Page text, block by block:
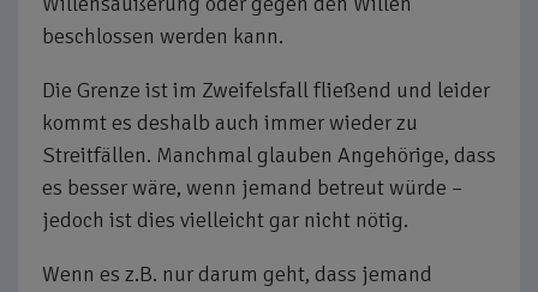
beschlossen werden kann.
Die Grenze ist im Zweifelsfall fließend und leider
kommt es deshalb auch immer wieder zu
Streitfällen. Manchmal glauben Angehörige, dass
es besser wäre, wenn jemand betreut würde –
jedoch ist dies vielleicht gar nicht nötig.
Wenn es z.B. nur darum geht, dass jemand